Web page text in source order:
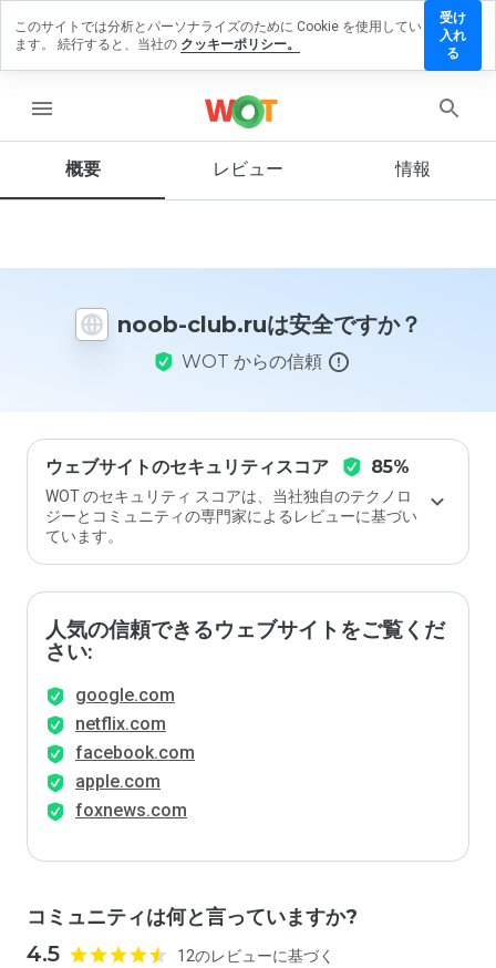
menu
概要 レビュー 情報
noob-club.ruは安全ですか？
WOT からの信頼
ウェブサイトのセキュリティスコア 85%
WOT のセキュリティ スコアは、当社独自のテクノロ
ジーとコミュニティの専門家によるレビューに基づい
ています。
人気の信頼できるウェブサイトをご覧くだ
さい:
google.com
netflix.com
facebook.com
apple.com
foxnews.com
コミュニティは何と言っていますか?
4.5 12のレビューに基づく
レ
を
この
どの
よう
に評
価し
ます
か？
このサイトでは分析とパーソナライズのために Cookie を使用してい
ます。 続行すると、当社の クッキーポリシー。
受け
入れ
る